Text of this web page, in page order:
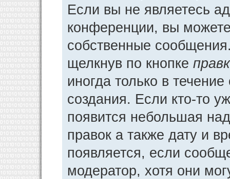
Если вы не являетесь
конференции, вы можете
собственные
щелкнув по кнопке
иногда только в
создания. Если кто-то
появится небольшая
правок а также дату и
появляется, если
модератор, хотя они